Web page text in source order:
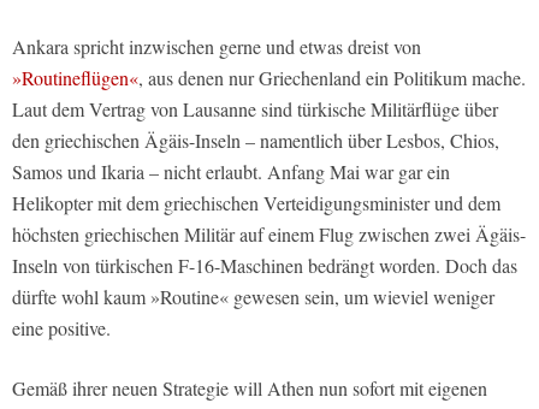
Ankara spricht inzwischen gerne und etwas dreist von
»Routineflügen«, aus denen nur Griechenland ein Politikum mache.
Laut dem Vertrag von Lausanne sind türkische Militärflüge über
den griechischen Ägäis-Inseln – namentlich über Lesbos, Chios,
Samos und Ikaria – nicht erlaubt. Anfang Mai war gar ein
Helikopter mit dem griechischen Verteidigungsminister und dem
höchsten griechischen Militär auf einem Flug zwischen zwei Ägäis-
Inseln von türkischen F-16-Maschinen bedrängt worden. Doch das
dürfte wohl kaum »Routine« gewesen sein, um wieviel weniger
eine positive.
Gemäß ihrer neuen Strategie will Athen nun sofort mit eigenen